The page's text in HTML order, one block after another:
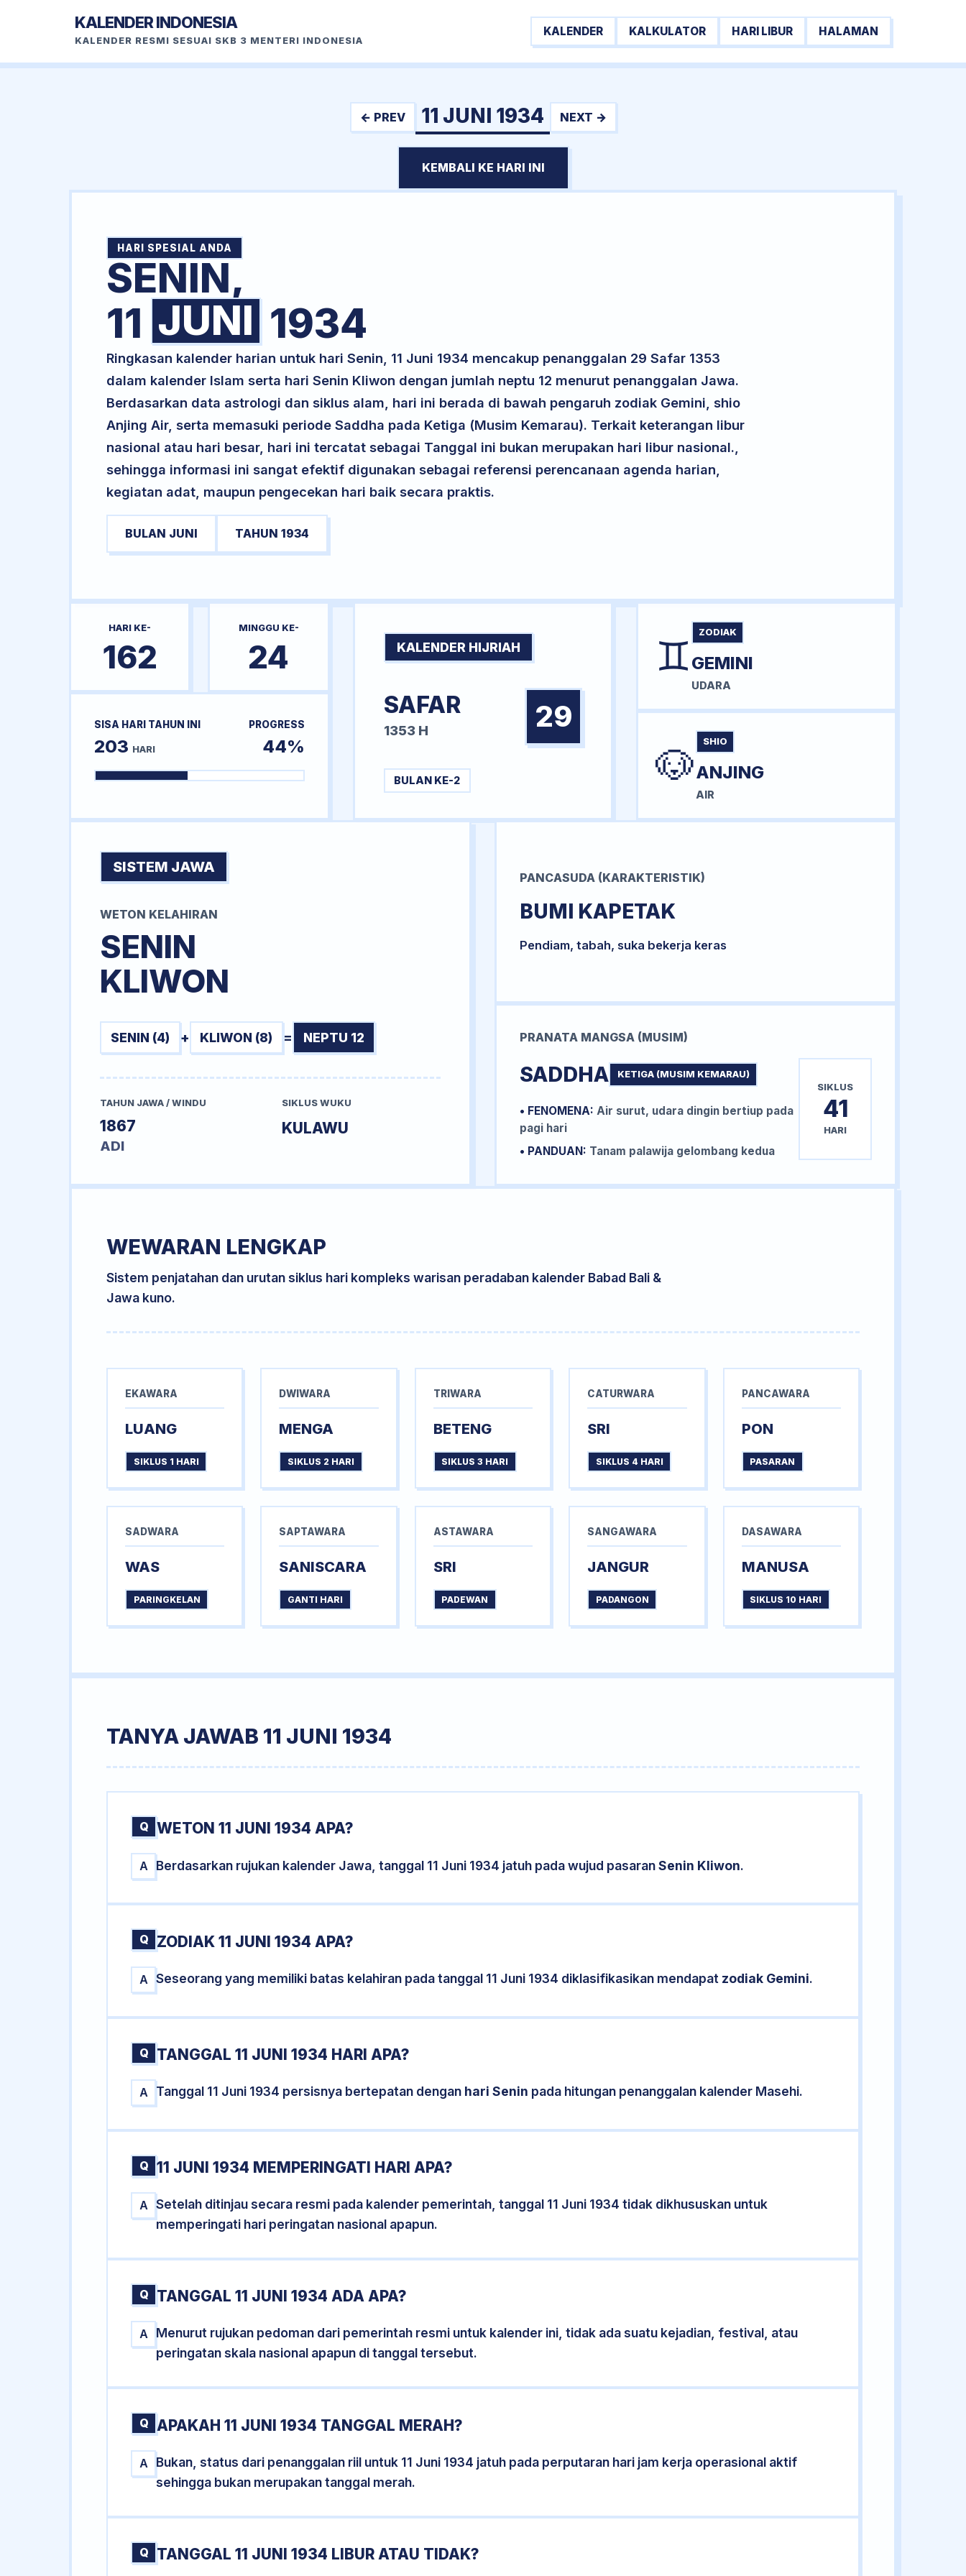
KALENDER INDONESIA
KALENDER RESMI SESUAI SKB 3 MENTERI INDONESIA
KALENDER KALKULATOR HARI LIBUR HALAMAN
← PREV 11 JUNI 1934 NEXT →
KEMBALI KE HARI INI
HARI SPESIAL ANDA
SENIN,
11 JUNI 1934
Ringkasan kalender harian untuk hari Senin, 11 Juni 1934 mencakup penanggalan 29 Safar 1353
dalam kalender Islam serta hari Senin Kliwon dengan jumlah neptu 12 menurut penanggalan Jawa.
Berdasarkan data astrologi dan siklus alam, hari ini berada di bawah pengaruh zodiak Gemini, shio
Anjing Air, serta memasuki periode Saddha pada Ketiga (Musim Kemarau). Terkait keterangan libur
nasional atau hari besar, hari ini tercatat sebagai Tanggal ini bukan merupakan hari libur nasional.,
sehingga informasi ini sangat efektif digunakan sebagai referensi perencanaan agenda harian,
kegiatan adat, maupun pengecekan hari baik secara praktis.
BULAN JUNI TAHUN 1934
HARI KE-
162
MINGGU KE-
24
SISA HARI TAHUN INI
203 HARI
PROGRESS
44%
KALENDER HIJRIAH
SAFAR
1353 H 29
BULAN KE-2
♊ ZODIAK
GEMINI
UDARA
🐶 SHIO
ANJING
AIR
SISTEM JAWA
WETON KELAHIRAN
SENIN
KLIWON
SENIN (4) + KLIWON (8) = NEPTU 12
TAHUN JAWA / WINDU
1867
ADI
SIKLUS WUKU
KULAWU
PANCASUDA (KARAKTERISTIK)
BUMI KAPETAK
Pendiam, tabah, suka bekerja keras
PRANATA MANGSA (MUSIM)
SADDHA KETIGA (MUSIM KEMARAU)
• FENOMENA: Air surut, udara dingin bertiup pada
pagi hari
• PANDUAN: Tanam palawija gelombang kedua
SIKLUS
41
HARI
WEWARAN LENGKAP
Sistem penjatahan dan urutan siklus hari kompleks warisan peradaban kalender Babad Bali &
Jawa kuno.
EKAWARA
LUANG
SIKLUS 1 HARI
DWIWARA
MENGA
SIKLUS 2 HARI
TRIWARA
BETENG
SIKLUS 3 HARI
CATURWARA
SRI
SIKLUS 4 HARI
PANCAWARA
PON
PASARAN
SADWARA
WAS
PARINGKELAN
SAPTAWARA
SANISCARA
GANTI HARI
ASTAWARA
SRI
PADEWAN
SANGAWARA
JANGUR
PADANGON
DASAWARA
MANUSA
SIKLUS 10 HARI
TANYA JAWAB 11 JUNI 1934
Q WETON 11 JUNI 1934 APA?
A Berdasarkan rujukan kalender Jawa, tanggal 11 Juni 1934 jatuh pada wujud pasaranSenin Kliwon.
Q ZODIAK 11 JUNI 1934 APA?
A Seseorang yang memiliki batas kelahiran pada tanggal 11 Juni 1934 diklasifikasikan mendapat zodiak Gemini.
Q TANGGAL 11 JUNI 1934 HARI APA?
A Tanggal 11 Juni 1934 persisnya bertepatan dengan hari Senin pada hitungan penanggalan kalender Masehi.
Q 11 JUNI 1934 MEMPERINGATI HARI APA?
A
Setelah ditinjau secara resmi pada kalender pemerintah, tanggal 11 Juni 1934 tidak dikhususkan untuk
memperingati hari peringatan nasional apapun.
Q TANGGAL 11 JUNI 1934 ADA APA?
A
Menurut rujukan pedoman dari pemerintah resmi untuk kalender ini, tidak ada suatu kejadian, festival, atau
peringatan skala nasional apapun di tanggal tersebut.
Q APAKAH 11 JUNI 1934 TANGGAL MERAH?
A
Bukan, status dari penanggalan riil untuk 11 Juni 1934 jatuh pada perputaran hari jam kerja operasional aktif
sehingga bukan merupakan tanggal merah.
Q TANGGAL 11 JUNI 1934 LIBUR ATAU TIDAK?